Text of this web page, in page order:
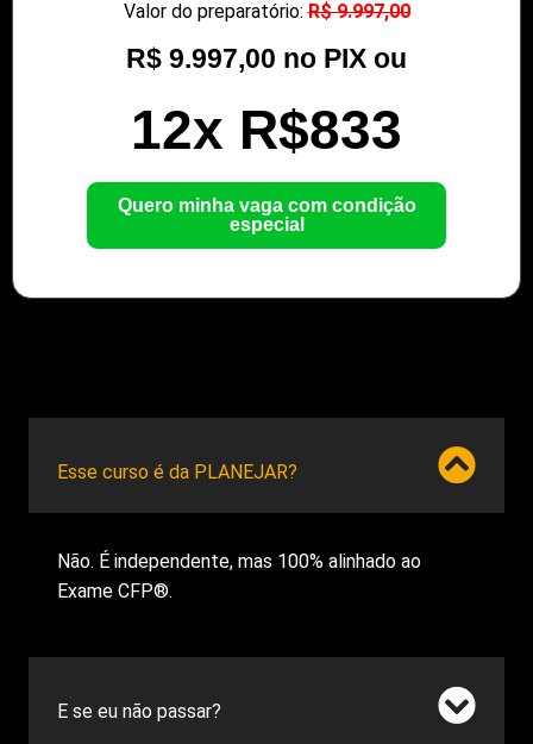
Valor do preparatório:R$ 9.997,00
R$ 9.997,00 no PIX ou
12x R$833
Quero minha vaga com condição
especial
Esse curso é da PLANEJAR?
Não. É independente, mas 100% alinhado ao
Exame CFP®.
E se eu não passar?